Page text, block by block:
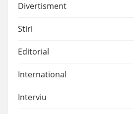
Divertisment
Stiri
Editorial
International
Interviu